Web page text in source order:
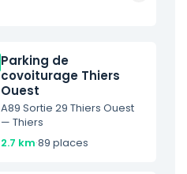
Parking de
covoiturage Thiers
Ouest
A89 Sortie 29 Thiers Ouest
— Thiers
2.7 km·89 places